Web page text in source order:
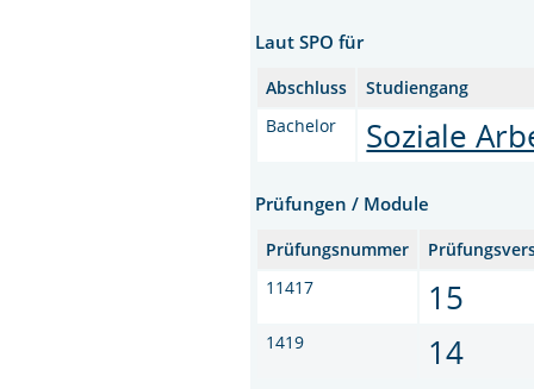
Laut SPO für
Abschluss
Studiengang
Bachelor
Soziale
Prüfungen / Module
Prüfungsnummer
11417
15
1419 14